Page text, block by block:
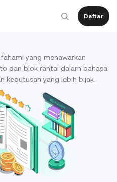
Daftar
yang menawarkan
dan blok rantai dalam bahasa
keputusan yang lebih bijak.